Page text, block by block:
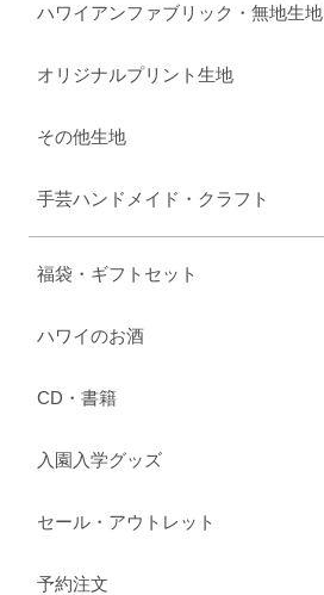
ハワイアンファブリック・無地生地
オリジナルプリント生地
その他生地
手芸ハンドメイド・クラフト
福袋・ギフトセット
ハワイのお酒
CD・書籍
入園入学グッズ
セール・アウトレット
予約注文